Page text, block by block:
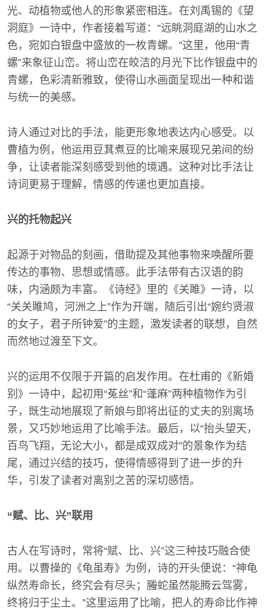
光、动植物或他人的形象紧密相连。在刘禹锡的《望
洞庭》一诗中，作者接着写道：“远眺洞庭湖的山水之
色，宛如白银盘中盛放的一枚青螺。”这里，他用“青
螺”来象征山峦。将山峦在皎洁的月光下比作银盘中的
青螺，色彩清新雅致，使得山水画面呈现出一种和谐
与统一的美感。
诗人通过对比的手法，能更形象地表达内心感受。以
曹植为例，他运用豆萁煮豆的比喻来展现兄弟间的纷
争，让读者能深刻感受到他的境遇。这种对比手法让
诗词更易于理解，情感的传递也更加直接。
兴的托物起兴
起源于对物品的刻画，借助提及其他事物来唤醒所要
传达的事物、思想或情感。此手法带有古汉语的韵
味，内涵颇为丰富。《诗经》里的《关雎》一诗，以
“关关雎鸠，河洲之上”作为开端，随后引出“婉约贤淑
的女子，君子所钟爱”的主题，激发读者的联想，自然
而然地过渡至下文。
兴的运用不仅限于开篇的启发作用。在杜甫的《新婚
别》一诗中，起初用“菟丝”和“蓬麻”两种植物作为引
子，既生动地展现了新娘与即将出征的丈夫的别离场
景，又巧妙地运用了比喻手法。最后，以“抬头望天，
百鸟飞翔，无论大小，都是成双成对”的景象作为结
尾，通过兴结的技巧，使得情感得到了进一步的升
华，引发了读者对离别之苦的深切感悟。
“赋、比、兴”联用
古人在写诗时，常将“赋、比、兴”这三种技巧融合使
用。以曹操的《龟虽寿》为例，诗的开头便说：“神龟
纵然寿命长，终究会有尽头；螣蛇虽然能腾云驾雾，
终将归于尘土。”这里运用了比喻，把人的寿命比作神